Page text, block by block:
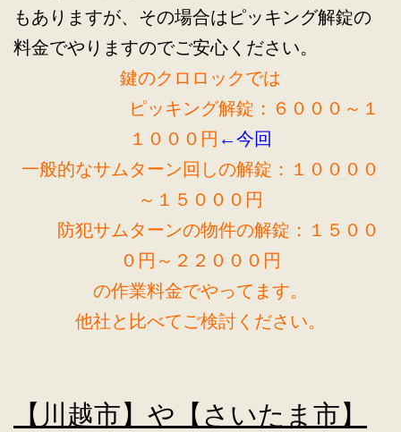
もありますが、その場合はピッキング解錠の
料金でやりますのでご安心ください。
鍵のクロロックでは
ピッキング解錠：６０００～１
１０００円 ←今回
一般的なサムターン回しの解錠：１００００
～１５０００円
防犯サムターンの物件の解錠：１５００
０円～２２０００円
の作業料金でやってます。
他社と比べてご検討ください。
【川越市】や【さいたま市】